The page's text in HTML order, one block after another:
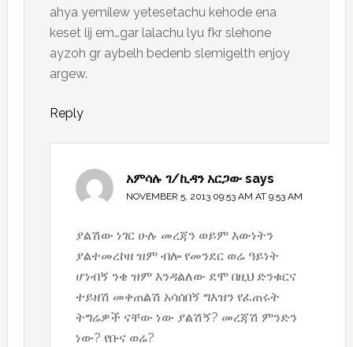
ahya yemilew yetesetachu kehode ena
keset lij em…gar lalachu lyu fkr slehone
ayzoh gr aybelh bedenb slemigelth enjoy
argew.
Reply
አምሳሉ ገ/ኪዳን አርጋው says
NOVEMBER 5, 2013 09:53 AM AT 9:53 AM
ያልሽው ነገር ሁሉ መረጃን ወይም እውነትን
ያልተመረኮዘ ዝም ብሎ የመንደር ወሬ ዓይነት
ሆነብኝ ንቄ ዝም እንዳልለው ደሞ በዚህ ድንቁርና
ተይዘሽ መቀጠልሽ አሳሰበኝ ግእዝን የፈጠሩት
ትግሬዎች ናቸው ነው ያልሽኝ? መረጃሽ ምንድን
ነው? የቡና ወሬ?